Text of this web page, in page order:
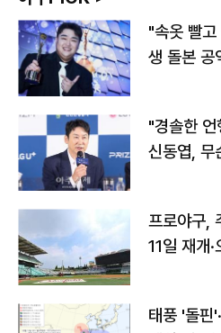
"속옷 빨
생 돌본 공
"경솔한
신동엽, 무
프로야구,
11일 재개
태풍 '돌핀